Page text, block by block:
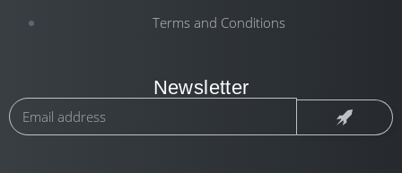
Terms and Conditions
Newsletter